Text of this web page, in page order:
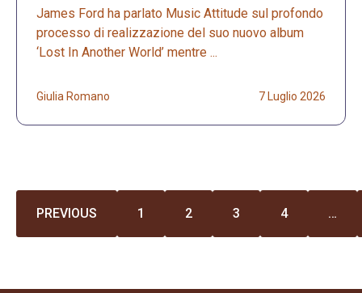
James Ford ha parlato Music Attitude sul profondo
processo di realizzazione del suo nuovo album
‘Lost In Another World’ mentre ...
Giulia Romano 7 Luglio 2026
PREVIOUS 1 2 3 4 …